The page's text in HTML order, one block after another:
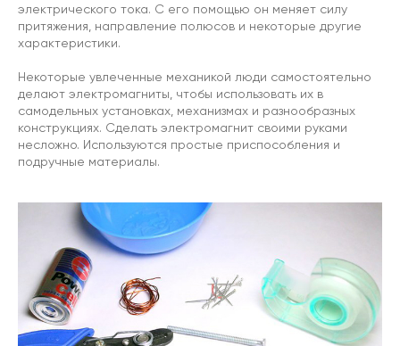
электрического тока. С его помощью он меняет силу
притяжения, направление полюсов и некоторые другие
характеристики.
Некоторые увлеченные механикой люди самостоятельно
делают электромагниты, чтобы использовать их в
самодельных установках, механизмах и разнообразных
конструкциях. Сделать электромагнит своими руками
несложно. Используются простые приспособления и
подручные материалы.